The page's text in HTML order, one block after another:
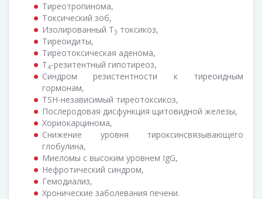
Тиреотропинома,
Токсический зоб,
Изолированный Т3 токсикоз,
Тиреоидиты,
Тиреотоксическая аденома,
Т4-резитентный гипотиреоз,
Синдром резистентности к тиреоидным
гормонам,
ТSH-независимый тиреотоксикоз,
Послеродовая дисфункция щитовидной железы,
Хориокарцинома,
Снижение уровня тироксинсвязывающего
глобулина,
Миеломы с высоким уровнем IgG,
Нефротический синдром,
Гемодиализ,
Хронические заболевания печени.